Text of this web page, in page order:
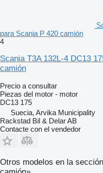
para Scania P 420 camión
4
Scania T3A 132L-4 DC13
camión
Precio a consultar
Piezas del motor - motor
DC13 175
Suecia, Arvika Municipality
Rackstad Bil & Delar AB
Contacte con el vendedor
Otros modelos en la